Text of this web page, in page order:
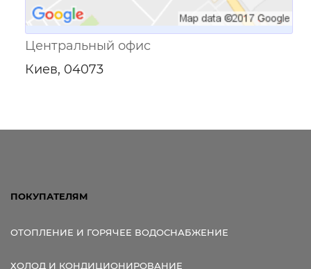
Центральный офис
Киев, 04073
ПОКУПАТЕЛЯМ
ОТОПЛЕНИЕ И ГОРЯЧЕЕ ВОДОСНАБЖЕНИЕ
ХОЛОД И КОНДИЦИОНИРОВАНИЕ